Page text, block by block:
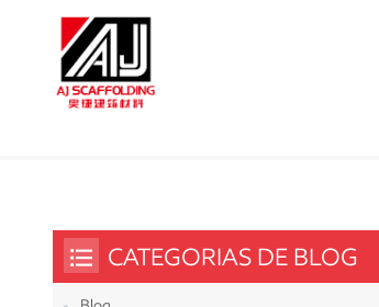
CATEGORIAS DE BLOG